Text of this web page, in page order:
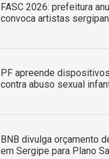
FASC 2026: prefeitura
convoca artistas
PF apreende
contra abuso sexual
BNB divulga orçamento
em Sergipe para Plano